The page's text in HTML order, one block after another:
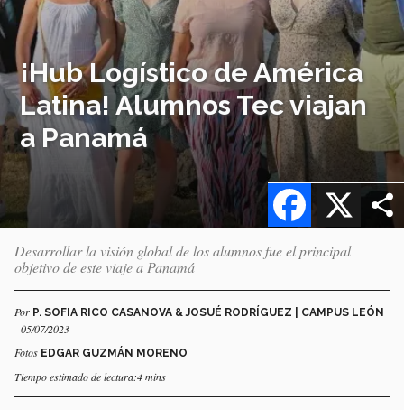
¡Hub Logístico de América
Latina! Alumnos Tec viajan
a Panamá
X
Facebook
Desarrollar la visión global de los alumnos fue el principal
objetivo de este viaje a Panamá
Por P. SOFIA RICO CASANOVA & JOSUÉ RODRÍGUEZ | CAMPUS LEÓN
- 05/07/2023
Fotos EDGAR GUZMÁN MORENO
Tiempo estimado de lectura:4 mins